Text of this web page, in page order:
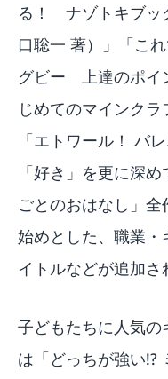
る！ ナゾトキブッ
口聡一 著）」「こ
グビー 上達のポイ
じめてのマインク
「エトワール！ バ
「好き」を更に深
ごとのおはなし」
始めとした、職業・
イトルなどが追加さ
子どもたちに人気の
は「どっちが強い!?